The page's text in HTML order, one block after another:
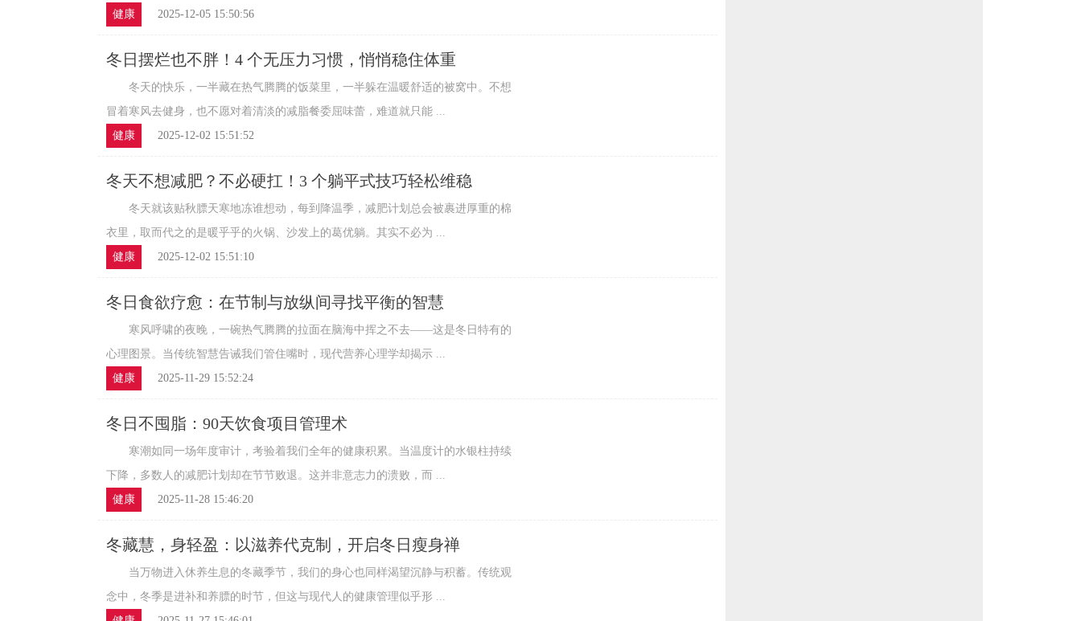
健康
2025-12-05 15:50:56
冬日摆烂也不胖！4 个无压力习惯，悄悄稳住体重
冬天的快乐，一半藏在热气腾腾的饭菜里，一半躲在温暖舒适的被窝中。不想
冒着寒风去健身，也不愿对着清淡的减脂餐委屈味蕾，难道就只能 ...
健康
2025-12-02 15:51:52
冬天不想减肥？不必硬扛！3 个躺平式技巧轻松维稳
冬天就该贴秋膘天寒地冻谁想动，每到降温季，减肥计划总会被裹进厚重的棉
衣里，取而代之的是暖乎乎的火锅、沙发上的葛优躺。其实不必为 ...
健康
2025-12-02 15:51:10
冬日食欲疗愈：在节制与放纵间寻找平衡的智慧
寒风呼啸的夜晚，一碗热气腾腾的拉面在脑海中挥之不去——这是冬日特有的
心理图景。当传统智慧告诫我们管住嘴时，现代营养心理学却揭示 ...
健康
2025-11-29 15:52:24
冬日不囤脂：90天饮食项目管理术
寒潮如同一场年度审计，考验着我们全年的健康积累。当温度计的水银柱持续
下降，多数人的减肥计划却在节节败退。这并非意志力的溃败，而 ...
健康
2025-11-28 15:46:20
冬藏慧，身轻盈：以滋养代克制，开启冬日瘦身禅
当万物进入休养生息的冬藏季节，我们的身心也同样渴望沉静与积蓄。传统观
念中，冬季是进补和养膘的时节，但这与现代人的健康管理似乎形 ...